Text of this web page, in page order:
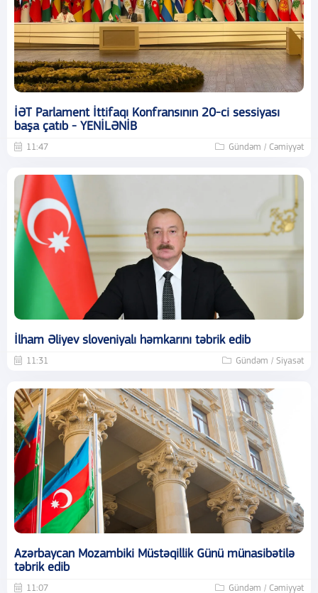
İƏT Parlament İttifaqı Konfransının 20-ci sessiyası
başa çatıb - YENİLƏNİB
11:47 Gündəm / Cəmiyyət
İlham Əliyev sloveniyalı həmkarını təbrik edib
11:31 Gündəm / Siyasət
Azərbaycan Mozambiki Müstəqillik Günü münasibətilə
təbrik edib
11:07 Gündəm / Cəmiyyət